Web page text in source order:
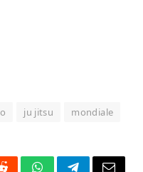
ju jitsu mondiale